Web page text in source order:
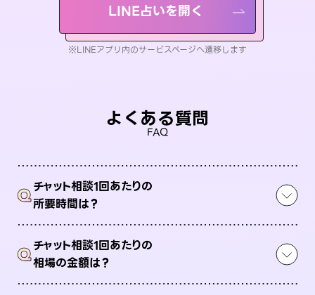
LINE占いを開く
※LINEアプリ内のサービスページへ遷移します
よくある質問
FAQ
Qチャット相談1回あたりの
所要時間は？
Qチャット相談1回あたりの
相場の金額は？